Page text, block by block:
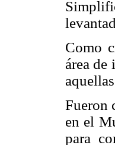
Como
área
Fueron
en el
para